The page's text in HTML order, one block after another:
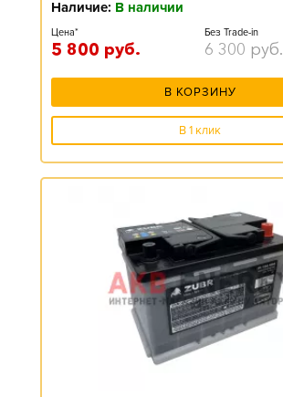
Наличие: В наличии
Цена*
5 800 руб.
Без Trade-in
6 300 руб.
В КОРЗИНУ
В 1 клик